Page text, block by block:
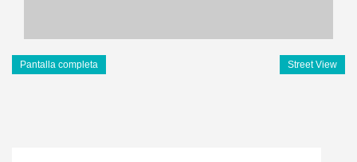
Pantalla completa Street View